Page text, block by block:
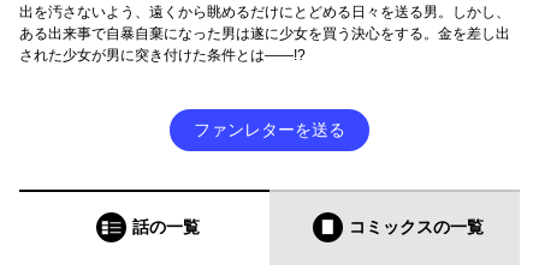
出を汚さないよう、遠くから眺めるだけにとどめる日々を送る男。しかし、
ある出来事で自暴自棄になった男は遂に少女を買う決心をする。金を差し出
された少女が男に突き付けた条件とは――!?
ファンレターを送る
話の一覧 コミックスの一覧